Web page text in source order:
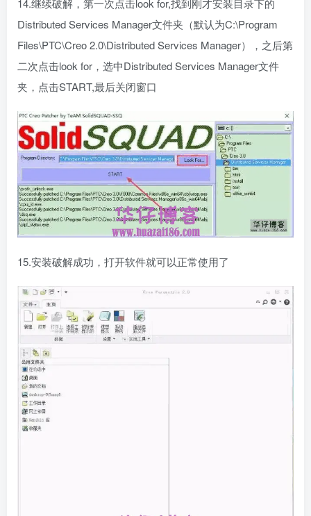
14.继续破解，第一次点击look for,找到刚才安装目录下的
Distributed Services Manager文件夹（默认为C:\Program
Files\PTC\Creo 2.0\Distributed Services Manager），之后第
二次点击look for，选中Distributed Services Manager文件
夹，点击START,最后关闭窗口
15.安装破解成功，打开软件就可以正常使用了